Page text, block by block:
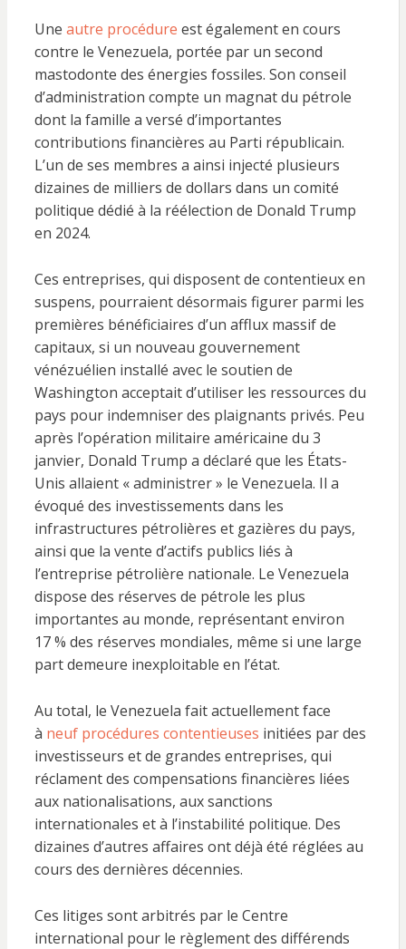
Une autre procédure est également en cours
contre le Venezuela, portée par un second
mastodonte des énergies fossiles. Son conseil
d’administration compte un magnat du pétrole
dont la famille a versé d’importantes
contributions financières au Parti républicain.
L’un de ses membres a ainsi injecté plusieurs
dizaines de milliers de dollars dans un comité
politique dédié à la réélection de Donald Trump
en 2024.
Ces entreprises, qui disposent de contentieux en
suspens, pourraient désormais figurer parmi les
premières bénéficiaires d’un afflux massif de
capitaux, si un nouveau gouvernement
vénézuélien installé avec le soutien de
Washington acceptait d’utiliser les ressources du
pays pour indemniser des plaignants privés. Peu
après l’opération militaire américaine du 3
janvier, Donald Trump a déclaré que les États-
Unis allaient « administrer » le Venezuela. Il a
évoqué des investissements dans les
infrastructures pétrolières et gazières du pays,
ainsi que la vente d’actifs publics liés à
l’entreprise pétrolière nationale. Le Venezuela
dispose des réserves de pétrole les plus
importantes au monde, représentant environ
17 % des réserves mondiales, même si une large
part demeure inexploitable en l’état.
Au total, le Venezuela fait actuellement face
à neuf procédures contentieuses initiées par des
investisseurs et de grandes entreprises, qui
réclament des compensations financières liées
aux nationalisations, aux sanctions
internationales et à l’instabilité politique. Des
dizaines d’autres affaires ont déjà été réglées au
cours des dernières décennies.
Ces litiges sont arbitrés par le Centre
international pour le règlement des différends